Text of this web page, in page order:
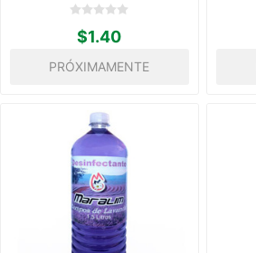
$1.40
PRÓXIMAMENTE